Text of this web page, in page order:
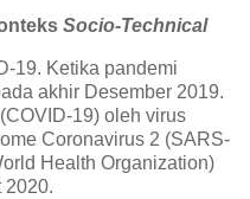
Socio-Technical
19. Ketika pandemi
akhir Desember 2019.
19) oleh virus
Coronavirus 2 (SARS-
Health Organization)
2020.